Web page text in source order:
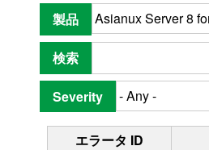
製品
検索
Severity
エラータ ID